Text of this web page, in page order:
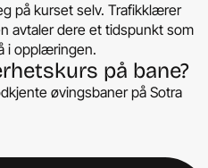
på kurset selv. Trafikklærer
avtaler dere et tidspunkt som
i opplæringen.
på bane?
øvingsbaner på Sotra